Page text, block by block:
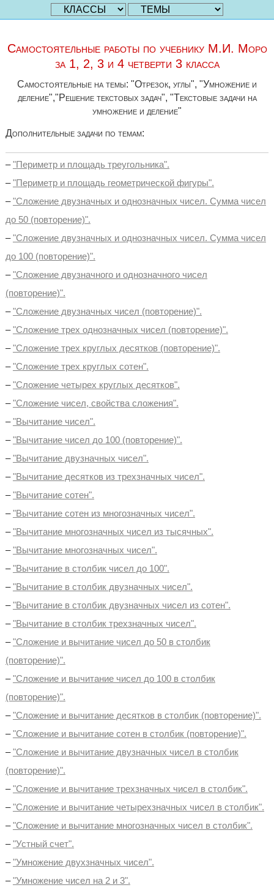
Самостоятельные работы по учебнику М.И. Моро
за 1, 2, 3 и 4 четверти 3 класса
Самостоятельные на темы: "Отрезок, углы", "Умножение и
деление","Решение текстовых задач", "Текстовые задачи на
умножение и деление"
Дополнительные задачи по темам:
–"Периметр и площадь треугольника".
–"Периметр и площадь геометрической фигуры".
–"Сложение двузначных и однозначных чисел. Сумма чисел
до 50 (повторение)".
–"Сложение двузначных и однозначных чисел. Сумма чисел
до 100 (повторение)".
–"Сложение двузначного и однозначного чисел
(повторение)".
–"Сложение двузначных чисел (повторение)".
–"Сложение трех однозначных чисел (повторение)".
–"Сложение трех круглых десятков (повторение)".
–"Сложение трех круглых сотен".
–"Сложение четырех круглых десятков".
–"Сложение чисел, свойства сложения".
–"Вычитание чисел".
–"Вычитание чисел до 100 (повторение)".
–"Вычитание двузначных чисел".
–"Вычитание десятков из трехзначных чисел".
–"Вычитание сотен".
–"Вычитание сотен из многозначных чисел".
–"Вычитание многозначных чисел из тысячных".
–"Вычитание многозначных чисел".
–"Вычитание в столбик чисел до 100".
–"Вычитание в столбик двузначных чисел".
–"Вычитание в столбик двузначных чисел из сотен".
–"Вычитание в столбик трехзначных чисел".
–"Сложение и вычитание чисел до 50 в столбик
(повторение)".
–"Сложение и вычитание чисел до 100 в столбик
(повторение)".
–"Сложение и вычитание десятков в столбик (повторение)".
–"Сложение и вычитание сотен в столбик (повторение)".
–"Сложение и вычитание двузначных чисел в столбик
(повторение)".
–"Сложение и вычитание трехзначных чисел в столбик".
–"Сложение и вычитание четырехзначных чисел в столбик".
–"Сложение и вычитание многозначных чисел в столбик".
–"Устный счет".
–"Умножение двухзначных чисел".
–"Умножение чисел на 2 и 3".